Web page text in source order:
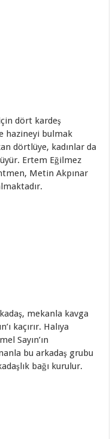
dört kardeş
hazineyi bulmak
dörtlüye, kadınlar da
Ertem Eğilmez
Metin Akpınar
mekanla kavga
kaçırır. Halıya
Sayın’ın
bu arkadaş grubu
bağı kurulur.